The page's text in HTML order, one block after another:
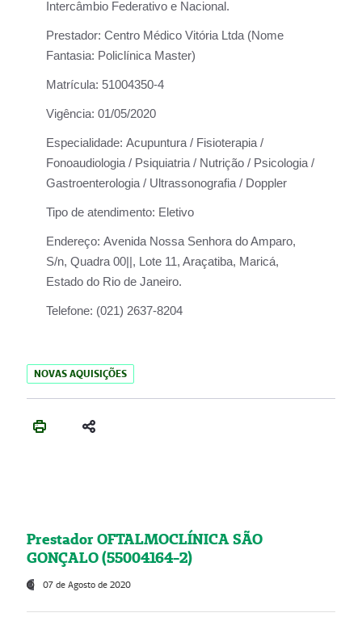
Intercâmbio Federativo e Nacional.
Prestador: Centro Médico Vitória Ltda (Nome
Fantasia: Policlínica Master)
Matrícula: 51004350-4
Vigência: 01/05/2020
Especialidade: Acupuntura / Fisioterapia /
Fonoaudiologia / Psiquiatria / Nutrição / Psicologia /
Gastroenterologia / Ultrassonografia / Doppler
Tipo de atendimento: Eletivo
Endereço: Avenida Nossa Senhora do Amparo,
S/n, Quadra 00||, Lote 11, Araçatiba, Maricá,
Estado do Rio de Janeiro.
Telefone: (021) 2637-8204
NOVAS AQUISIÇÕES
Prestador OFTALMOCLÍNICA SÃO
GONÇALO (55004164-2)
07 de Agosto de 2020